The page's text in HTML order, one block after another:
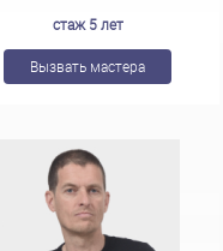
стаж 5 лет
Вызвать мастера